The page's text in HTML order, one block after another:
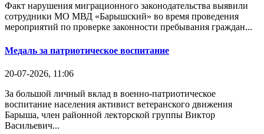
Факт нарушения миграционного законодательства выявили
сотрудники МО МВД «Барышский» во время проведения
мероприятий по проверке законности пребывания граждан...
Медаль за патриотическое воспитание
20-07-2026, 11:06
За большой личный вклад в военно-патриотическое
воспитание населения активист ветеранского движения
Барыша, член районной лекторской группы Виктор
Васильевич...